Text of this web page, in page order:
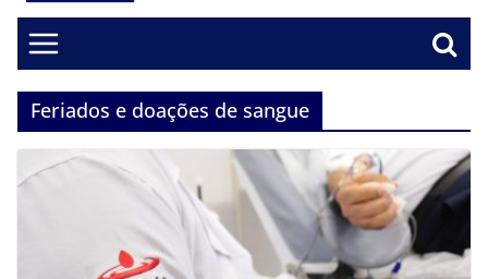
Feriados e doações de sangue